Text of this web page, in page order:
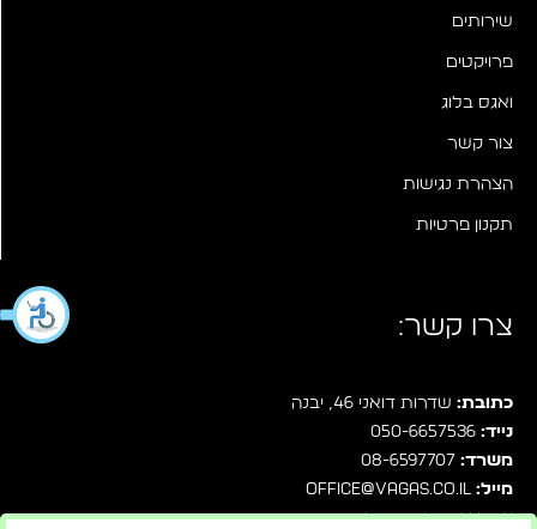
שירותים
פרויקטים
ואגס בלוג
צור קשר
הצהרת נגישות
תקנון פרטיות
צרו קשר:
כתובת: שדרות דואני 46, יבנה
נייד: 050-6657536
משרד: 08-6597707
מייל: office@vagas.co.il
עקבו אחרינו בפייסבוק